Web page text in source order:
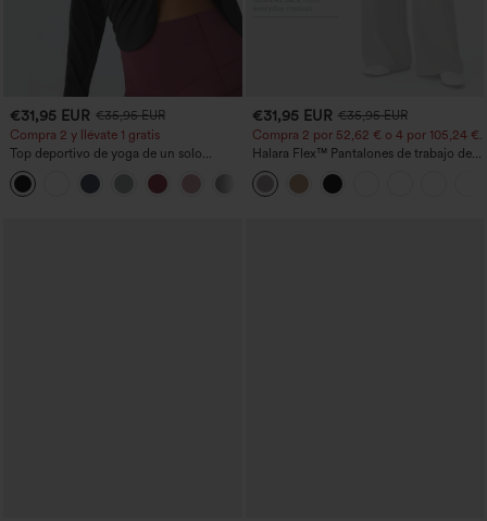
€31,95 EUR €35,95 EUR
Compra 2 y llévate 1 gratis
Top deportivo de yoga de un solo
hombro, manga larga con agujero para
el pulgar, dobladillo curvo estilo high-
low (frente más corto, espalda más
+3
€31,95 EUR €35,95 EUR
Compra 2 por 52,62 € o 4 por 105,24 €.
Halara Flex™ Pantalones de trabajo de
talle alto, moldeadores del cuerpo, que
estilizan la cintura, con bolsillos, de
pierna ancha en micro‑waffle